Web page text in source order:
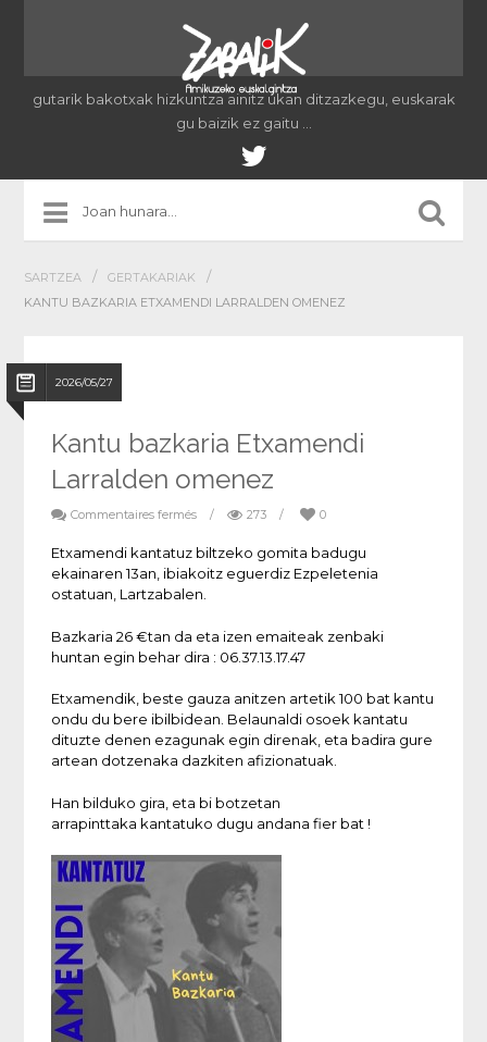
gutarik bakotxak hizkuntza ainitz ukan ditzazkegu, euskarak
gu baizik ez gaitu …
SARTZEA / GERTAKARIAK /
KANTU BAZKARIA ETXAMENDI LARRALDEN OMENEZ
2026/05/27
Kantu bazkaria Etxamendi
Larralden omenez
Commentaires fermés / 273 / 0
Etxamendi kantatuz biltzeko gomita badugu
ekainaren 13an, ibiakoitz eguerdiz Ezpeletenia
ostatuan, Lartzabalen.
Bazkaria 26 €tan da eta izen emaiteak zenbaki
huntan egin behar dira : 06.37.13.17.47
Etxamendik, beste gauza anitzen artetik 100 bat kantu
ondu du bere ibilbidean. Belaunaldi osoek kantatu
dituzte denen ezagunak egin direnak, eta badira gure
artean dotzenaka dazkiten afizionatuak.
Han bilduko gira, eta bi botzetan
arrapinttaka kantatuko dugu andana fier bat !